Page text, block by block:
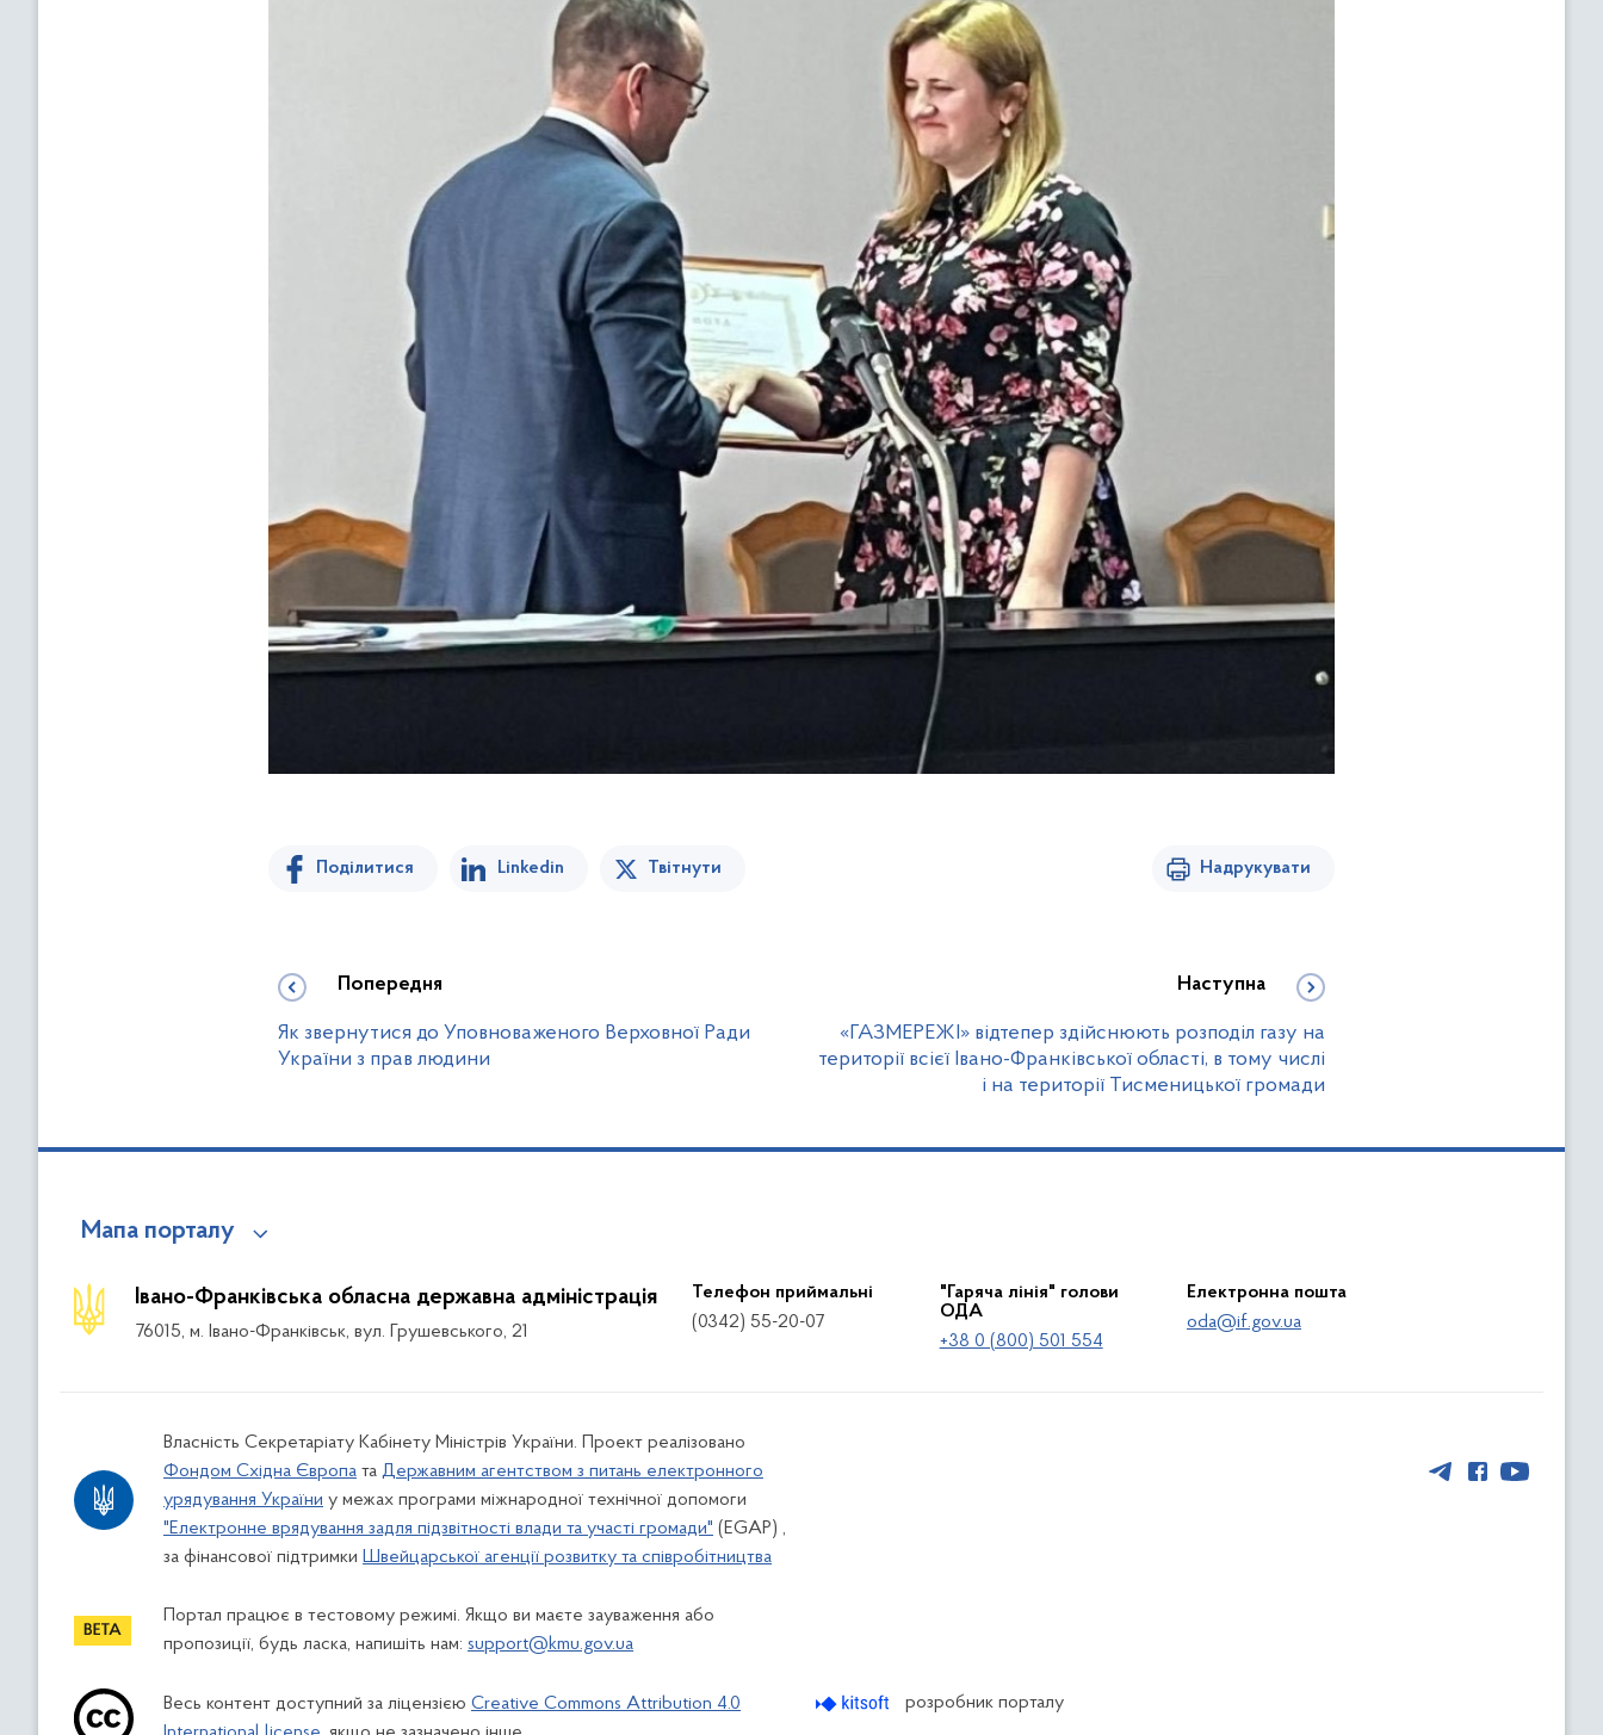
Поділитися Linkedin Твітнути Надрукувати
Попередня
Як звернутися до Уповноваженого Верховної Ради
України з прав людини
Наступна
«ГАЗМЕРЕЖІ» відтепер здійснюють розподіл газу на
території всієї Івано-Франківської області, в тому числі
і на території Тисменицької громади
Мапа порталу
Івано-Франківська обласна державна адміністрація
76015, м. Івано-Франківськ, вул. Грушевського, 21
Телефон приймальні
(0342) 55-20-07
"Гаряча лінія" голови
ОДА
+38 0 (800) 501 554
Електронна пошта
oda@if.gov.ua
Власність Секретаріату Кабінету Міністрів України. Проект реалізовано
Фондом Східна Європа та Державним агентством з питань електронного
урядування України у межах програми міжнародної технічної допомоги
"Електронне врядування задля підзвітності влади та участі громади" (EGAP) ,
за фінансової підтримки Швейцарської агенції розвитку та співробітництва
Портал працює в тестовому режимі. Якщо ви маєте зауваження або
пропозиції, будь ласка, напишіть нам: support@kmu.gov.ua
Весь контент доступний за ліцензією Creative Commons Attribution 4.0
розробник порталу